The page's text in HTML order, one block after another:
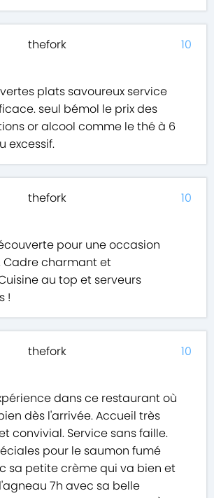
thefork
plats savoureux service
seul bémol le prix des
or alcool comme le thé à 6
excessif.
10
thefork
pour une occasion
Cadre charmant et
au top et serveurs
!
10
thefork
dans ce restaurant où
dès l'arrivée. Accueil très
convivial. Service sans faille.
pour le saumon fumé
sa petite crème qui va bien et
7h avec sa belle
10